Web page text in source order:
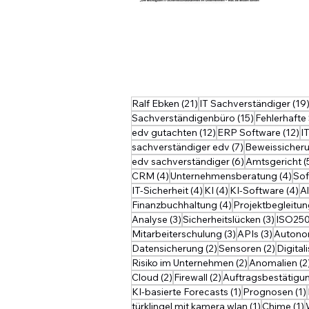
und
oft
fest.
die
IT-
und
hoc
Sie
Ralf Ebken (21) 21 Beiträge
IT Sachverständiger(19)
Sachverständigenbüro (15) 15 Beiträge
edv gutachten (12) 12 Beiträge
ERP Software (12)
sachverständiger edv (7) 7 Beiträge
edv sachverständiger(6) 6 Beiträge
Amtsgericht
CRM (4)4 Beiträge
Unternehmensberatung (4)4
IT-Sicherheit(4) 4 Beiträge
KI (4) 4 Beiträge
KI-Software (4) 4
Finanzbuchhaltung (4) 4 Beiträge
Analyse (3)3 Beiträge
Sicherheitslücken (3) 3
Mitarbeiterschulung (3) 3 Beiträge
APIs (3) 3
Datensicherung (2)2 Beiträge
Sensoren (2) 2
Risiko im Unternehmen (2) 2 Beiträge
Anomalien
Cloud (2) 2 Beiträge
Firewall (2) 2 Beiträge
KI-basierte Forecasts (1) 1 Beitrag
Prognosen (1)
türklingel mit kamera wlan (1)1 Beitrag
Chime (1)